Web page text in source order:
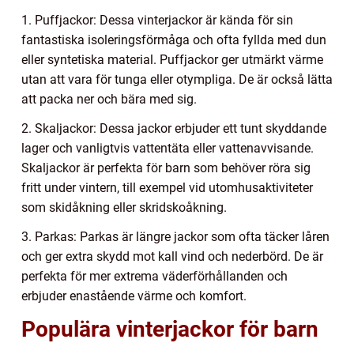
1. Puffjackor: Dessa vinterjackor är kända för sin
fantastiska isoleringsförmåga och ofta fyllda med dun
eller syntetiska material. Puffjackor ger utmärkt värme
utan att vara för tunga eller otympliga. De är också lätta
att packa ner och bära med sig.
2. Skaljackor: Dessa jackor erbjuder ett tunt skyddande
lager och vanligtvis vattentäta eller vattenavvisande.
Skaljackor är perfekta för barn som behöver röra sig
fritt under vintern, till exempel vid utomhusaktiviteter
som skidåkning eller skridskoåkning.
3. Parkas: Parkas är längre jackor som ofta täcker låren
och ger extra skydd mot kall vind och nederbörd. De är
perfekta för mer extrema väderförhållanden och
erbjuder enastående värme och komfort.
Populära vinterjackor för barn